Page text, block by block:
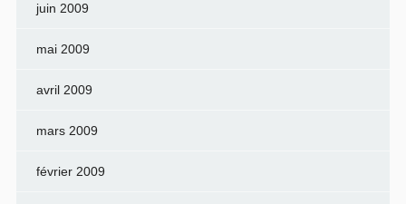
juin 2009
mai 2009
avril 2009
mars 2009
février 2009